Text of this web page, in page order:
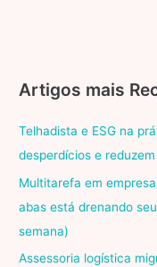
Artigos mais
Telhadista e ESG na
desperdícios e
Multitarefa em
abas está drenando
semana)
Assessoria logística